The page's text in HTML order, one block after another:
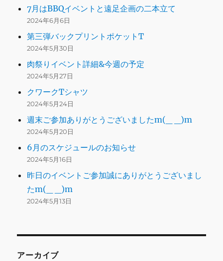
7月はBBQイベントと遠足企画の二本立て
2024年6月6日
第三弾バックプリントポケットT
2024年5月30日
肉祭りイベント詳細&今週の予定
2024年5月27日
クワークTシャツ
2024年5月24日
週末ご参加ありがとうございましたm(_ _)m
2024年5月20日
6月のスケジュールのお知らせ
2024年5月16日
昨日のイベントご参加誠にありがとうございまし
たm(_ _)m
2024年5月13日
アーカイブ